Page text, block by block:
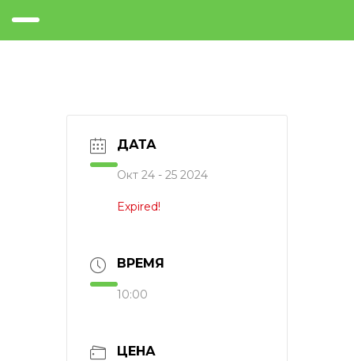
ДАТА
Окт 24 - 25 2024
Expired!
ВРЕМЯ
10:00
ЦЕНА